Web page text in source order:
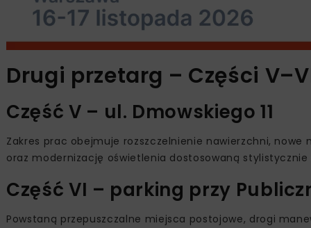
Drugi przetarg – Części
Część V – ul. Dmowskiego 11
Zakres prac obejmuje rozszczelnienie nawierzchni,
oraz modernizację oświetlenia dostosowaną stylistycznie
Część VI – parking przy
Powstaną przepuszczalne miejsca postojowe, drogi